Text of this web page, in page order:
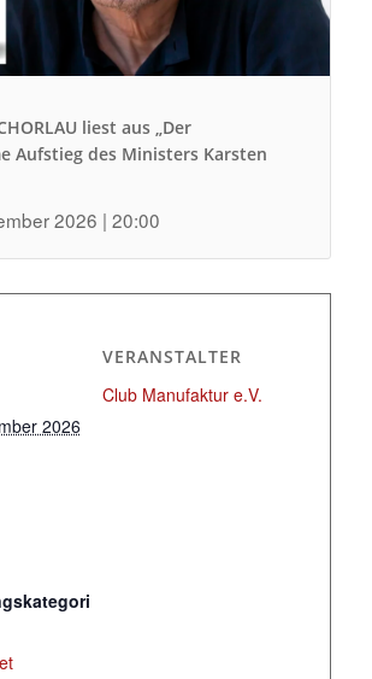
liest aus „Der
Aufstieg des Ministers Karsten
2026 | 20:00
2026
VERANSTALTER
Club Manufaktur e.V.